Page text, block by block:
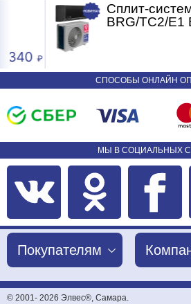
Сплит-система
BRG/TC2/E1
СПОСОБЫ ОНЛАЙН
МЫ В СОЦИАЛЬНЫХ
Покупателям
© 2001- 2026 Элвес®, Самара.